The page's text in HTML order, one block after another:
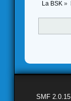
La BSK »
SMF 2.0.15